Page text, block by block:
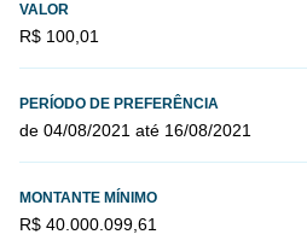
VALOR
R$ 100,01
PERÍODO DE PREFERÊNCIA
de 04/08/2021 até 16/08/2021
MONTANTE MÍNIMO
R$ 40.000.099,61